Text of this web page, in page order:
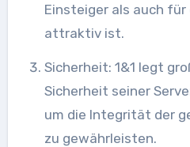
Einsteiger als auch
attraktiv ist.
Sicherheit: 1&1 legt großen Wert auf die
Sicherheit seiner
um die Integrität der
zu gewährleisten.